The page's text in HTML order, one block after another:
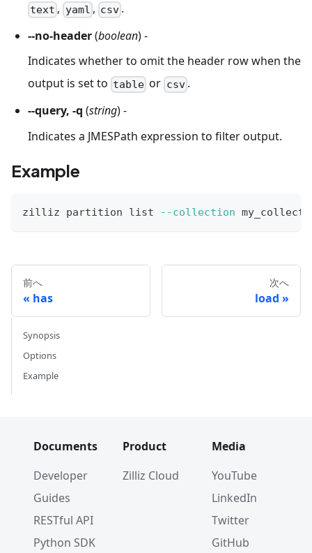
text , yaml , csv .
--no-header(boolean) -
Indicates whether to omit the header row when the
output is set to table or csv.
--query, -q (string) -
Indicates a JMESPath expression to filter output.
Example
zilliz partition list --collection
前へ
has
次へ
load
Synopsis
Options
Example
Documents
Developer
Guides
RESTful API
Python SDK
Product
Zilliz Cloud
Media
YouTube
LinkedIn
Twitter
GitHub